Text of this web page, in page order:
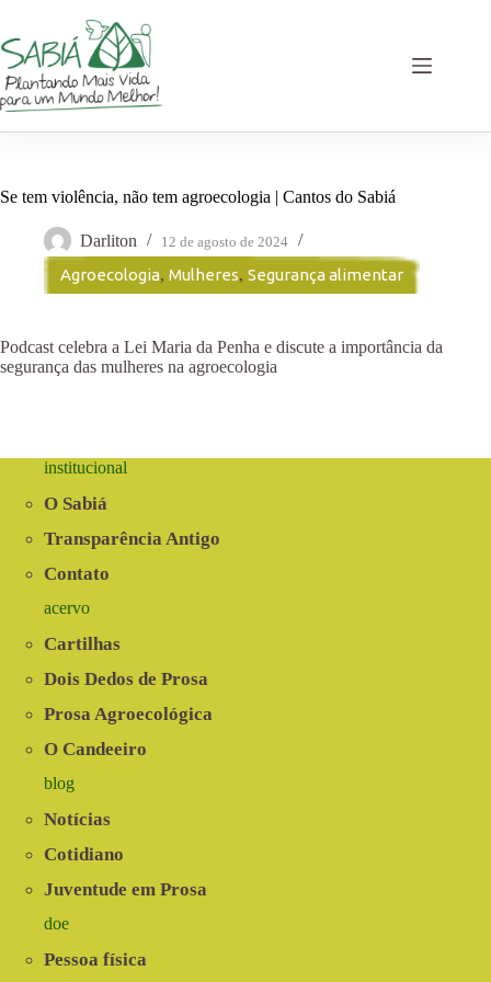
o
conteúdo
Se tem violência, não tem agroecologia | Cantos do Sabiá
Darliton 12 de agosto de 2024
Agroecologia, Mulheres, Segurança alimentar
Podcast celebra a Lei Maria da Penha e discute a importância da
segurança das mulheres na agroecologia
institucional
O Sabiá
Transparência Antigo
Contato
acervo
Cartilhas
Dois Dedos de Prosa
Prosa Agroecológica
O Candeeiro
blog
Notícias
Cotidiano
Juventude em Prosa
doe
Pessoa física